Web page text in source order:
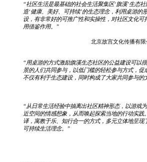
“社区生活是最基础的社会生活聚集区‘旗溪’生态
造‘健康、美好、可持续’的生态理念，利用桌游的
设，有非常好的可推广性和实操性，对社区文化可
用借鉴作用。”
北京故宫文化传播有
“用桌游的方式激励旗溪生态社区的公益建设可以
景的人们共同参与，以低门槛的轻松参与方式，促
不仅有利于生态建设，同时构成了大家共同参与的
“从日常生活经验中抽离出社区精神形态，以游戏
近空间的情感想象，从而唤起探索当地的行动实践
译，寓教于乐、知行合一的方式，多元立体地呈现
可持续生活理念。”